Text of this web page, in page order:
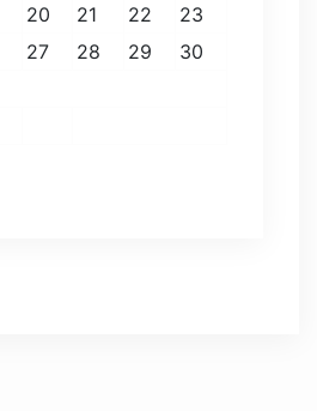
20 21 22
23
27 28 29
30